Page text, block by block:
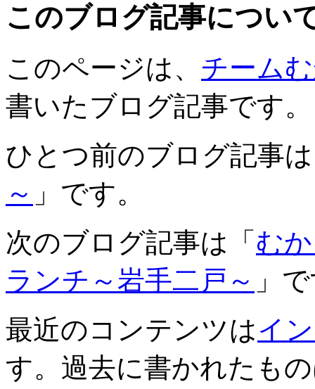
このブログ記事につい
このページは、 チーム
書いたブログ記事です。
ひとつ前のブログ記事
～ 」です。
次のブログ記事は「 む
ランチ～岩手二戸～ 」
最近のコンテンツはイ
す。過去に書かれたも